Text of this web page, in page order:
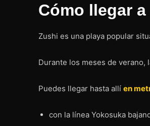
Cómo llegar
Zushi es una playa popular
Durante los meses de verano,
Puedes llegar hasta allí en
con la línea Yokosuka